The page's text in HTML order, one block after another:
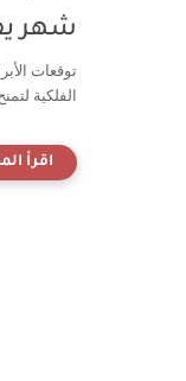
شهر
توقعات
الفلكية